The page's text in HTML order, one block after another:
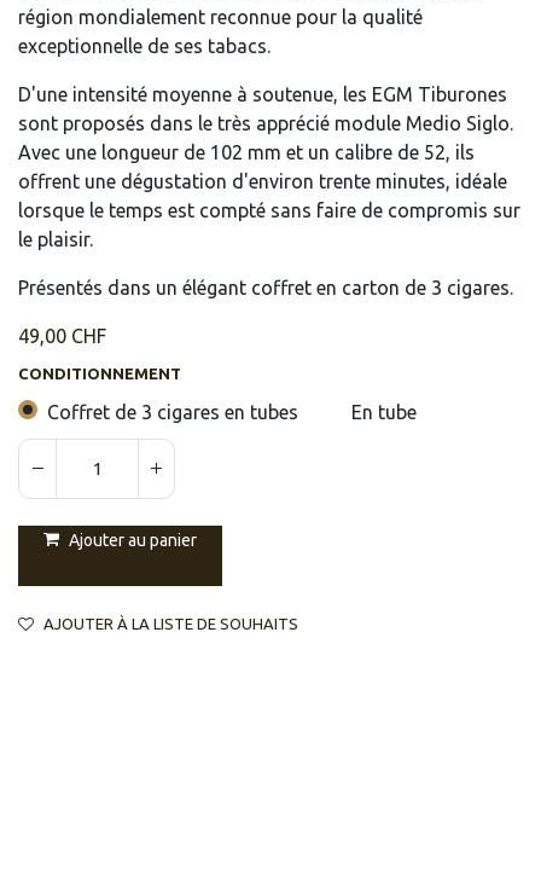
région mondialement reconnue pour la qualité
exceptionnelle de ses tabacs.
D'une intensité moyenne à soutenue, les EGM Tiburones
sont proposés dans le très apprécié module Medio Siglo.
Avec une longueur de 102 mm et un calibre de 52, ils
offrent une dégustation d'environ trente minutes, idéale
lorsque le temps est compté sans faire de compromis sur
le plaisir.
Présentés dans un élégant coffret en carton de 3 cigares.
49,00 CHF
CONDITIONNEMENT
Coffret de 3 cigares en tubes En tube
Ajouter au panier
AJOUTER À LA LISTE DE SOUHAITS